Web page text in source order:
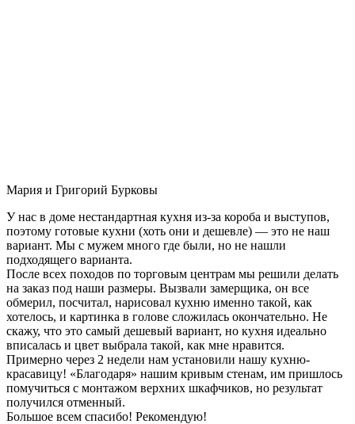
Мария и Григорий Бурковы
У нас в доме нестандартная кухня из-за короба и выступов,
поэтому готовые кухни (хоть они и дешевле) — это не наш
вариант. Мы с мужем много где были, но не нашли
подходящего варианта.
После всех походов по торговым центрам мы решили делать
на заказ под наши размеры. Вызвали замерщика, он все
обмерил, посчитал, нарисовал кухню именно такой, как
хотелось, и картинка в голове сложилась окончательно. Не
скажу, что это самый дешевый вариант, но кухня идеально
вписалась и цвет выбрала такой, как мне нравится.
Примерно через 2 недели нам установили нашу кухню-
красавицу! «Благодаря» нашим кривым стенам, им пришлось
помучиться с монтажом верхних шкафчиков, но результат
получился отменный.
Большое всем спасибо! Рекомендую!